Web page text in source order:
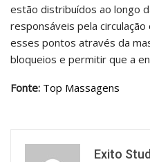
estão distribuídos ao longo
responsáveis pela
esses pontos através da
bloqueios e permitir que a
Fonte: Top Massagens
Exito